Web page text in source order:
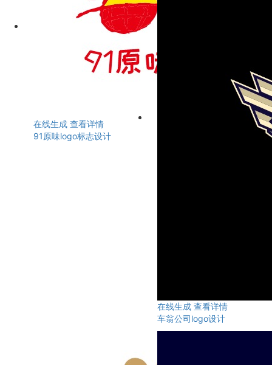
在线生成 查看详情
91原味logo标志设计
在线生成 查看详情
车翁公司logo设计